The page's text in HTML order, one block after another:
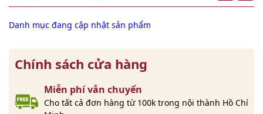
Danh mục đang cập nhật sản phẩm
Chính sách cửa hàng
Miễn phí vẫn chuyển
Cho tất cả đơn hàng từ 100k trong nội thành Hồ Chí